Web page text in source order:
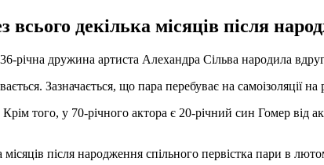
всього декілька місяців після
річна дружина артиста Алехандра Сільва народила
Зазначається, що пара перебуває на самоізоляції
того, у 70-річного актора є 20-річний син Гомер від
місяців після народження спільного первістка пари в